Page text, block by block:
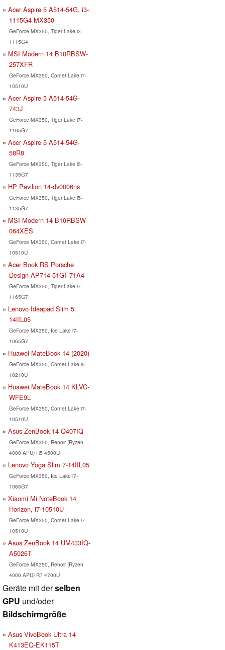
Acer Aspire 5 A514-54G, i3-
1115G4 MX350
GeForce MX350, Tiger Lake i3-
1115G4
MSI Modern 14 B10RBSW-
257XFR
GeForce MX350, Comet Lake i7-
10510U
Acer Aspire 5 A514-54G-
743J
GeForce MX350, Tiger Lake i7-
1165G7
Acer Aspire 5 A514-54G-
58R8
GeForce MX350, Tiger Lake i5-
1135G7
HP Pavilion 14-dv0006ns
GeForce MX350, Tiger Lake i5-
1135G7
MSI Modern 14 B10RBSW-
064XES
GeForce MX350, Comet Lake i7-
10510U
Acer Book RS Porsche
Design AP714-51GT-71A4
GeForce MX350, Tiger Lake i7-
1165G7
Lenovo Ideapad Slim 5
14IIL05
GeForce MX350, Ice Lake i7-
1065G7
Huawei MateBook 14 (2020)
GeForce MX350, Comet Lake i5-
10210U
Huawei MateBook 14 KLVC-
WFE9L
GeForce MX350, Comet Lake i7-
10510U
Asus ZenBook 14 Q407IQ
GeForce MX350, Renoir (Ryzen
4000 APU) R5 4500U
Lenovo Yoga Slim 7-14IIL05
GeForce MX350, Ice Lake i7-
1065G7
Xiaomi Mi NoteBook 14
Horizon, i7-10510U
GeForce MX350, Comet Lake i7-
10510U
Asus ZenBook 14 UM433IQ-
A5026T
GeForce MX350, Renoir (Ryzen
4000 APU) R7 4700U
Geräte mit derselben
GPU und/oder
Bildschirmgröße
Asus VivoBook Ultra 14
K413EQ-EK115T